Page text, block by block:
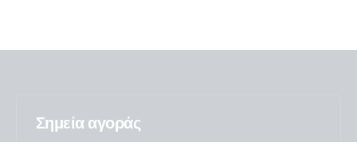
Σημεία αγοράς